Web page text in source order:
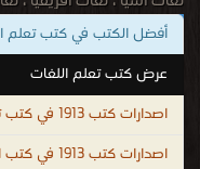
الشمالية ، لغات أمريكا
الباسكية ، اللغة البيلاروسية
التشيكية ، اللغة الدنماركية
الإستونية ، اللغة المجرية ،
الأيرلندية ، اللغة الجاوية ،
أفضل الكتب في كتب تعلم
عرض كتب تعلم اللغات
اصدارات كتب 1913 في كتب تقنية المعلومات
اصدارات كتب 1913 في كتب التاريخ